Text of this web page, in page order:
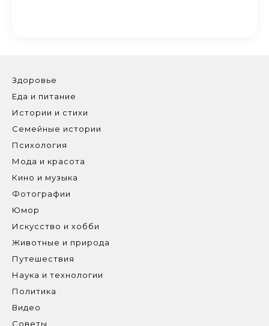
Здоровье
Еда и питание
Истории и стихи
Семейные истории
Психология
Мода и красота
Кино и музыка
Фотографии
Юмор
Искусство и хобби
Животные и природа
Путешествия
Наука и технологии
Политика
Видео
Советы